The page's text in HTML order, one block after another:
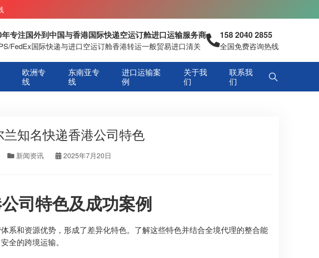
专注国外到中国与香港国际快递空运订舱进口运输服务商
FedEx国际快递与进口空运订舱香港转运一般贸易进口清关
158 2040 2855
全国免费咨询热线
欧洲专
线
东南亚专
线
进口运输案
例
关于我
们
联系我
们
兰知名快递香港公司特色
新闻资讯 2025年7月20日
司特色及成功案例
系和资源优势，形成了差异化特色。了解这些特色并结合全境代理的整合能
全的跨境运输。